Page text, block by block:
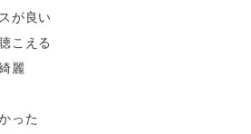
が良い
こえる
麗
った